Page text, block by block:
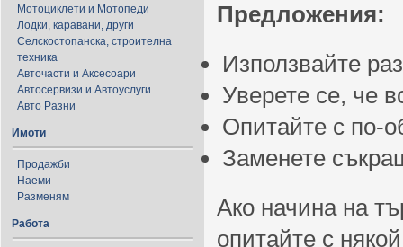
Мотоциклети и Мотопеди
Лодки, каравани, други
Селскостопанска, строителна
техника
Авточасти и Аксесоари
Автосервизи и Автоуслуги
Авто Разни
Имоти
Продажби
Наеми
Разменям
Работа
Предложения:
Използвайте
Уверете се, че
Опитайте с по-
Заменете
Ако начина на
опитайте с